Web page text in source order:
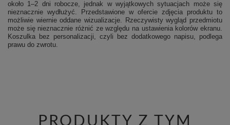
około 1–2 dni robocze, jednak w wyjątkowych sytuacjach może się
nieznacznie wydłużyć. Przedstawione w ofercie zdjęcia produktu to
możliwie wiernie oddane wizualizacje. Rzeczywisty wygląd przedmiotu
może się nieznacznie różnić ze względu na ustawienia kolorów ekranu.
Koszulka bez personalizacji, czyli bez dodatkowego napisu, podlega
prawu do zwrotu.
PRODUKTY Z TYM